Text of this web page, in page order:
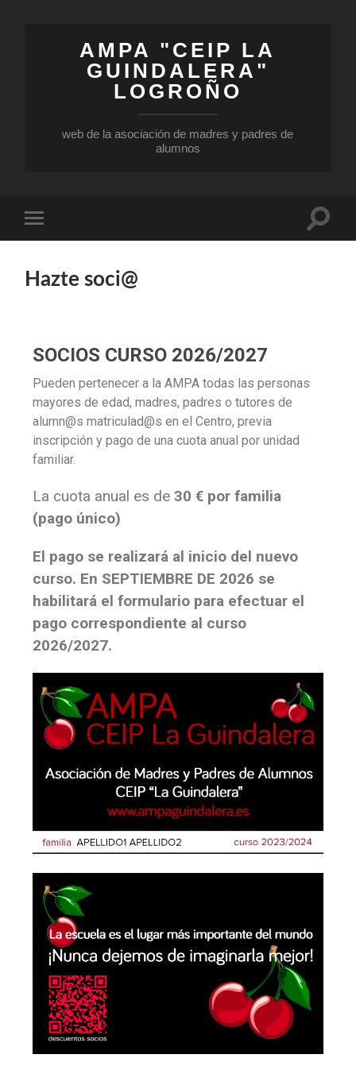
AMPA "CEIP LA
GUINDALERA"
LOGROÑO
web de la asociación de madres y padres de
alumnos
Hazte soci@
SOCIOS CURSO 2026/2027
Pueden pertenecer a la AMPA todas las personas
mayores de edad, madres, padres o tutores de
alumn@s matriculad@s en el Centro, previa
inscripción y pago de una cuota anual por unidad
familiar.
La cuota anual es de 30 € por familia
(pago único)
El pago se realizará al inicio del nuevo
curso. En SEPTIEMBRE DE 2026 se
habilitará el formulario para efectuar el
pago correspondiente al curso
2026/2027.